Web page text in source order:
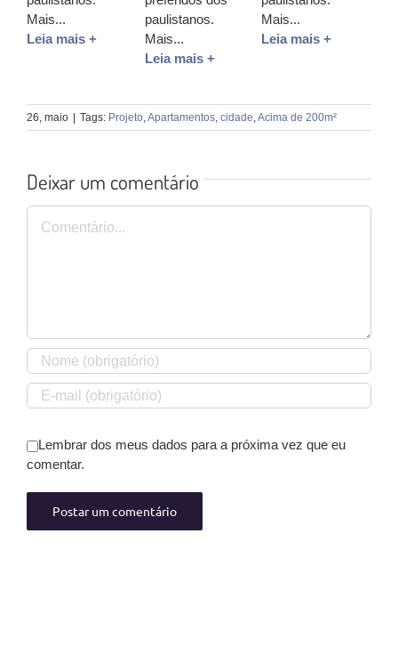
Mais...
Leia mais +
paulistanos.
Mais...
Leia mais +
Mais...
Leia mais +
26, maio Tags: Projeto,Apartamentos, cidade,Acima de 200m²
Deixar um comentário
Comentário
Lembrar dos meus dados para a próxima vez que eu
comentar.